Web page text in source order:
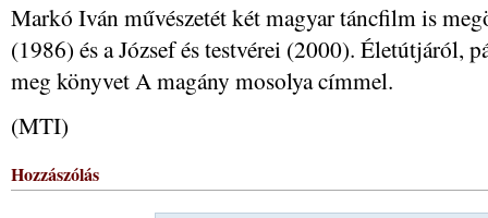
Markó Iván művészetét két magyar táncfilm is
(1986) és a József és testvérei (2000). Életútjáról,
meg könyvet A magány mosolya címmel.
(MTI)
Hozzászólás